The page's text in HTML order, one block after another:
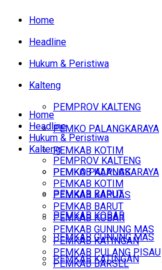
Home
Headline
Hukum & Peristiwa
Kalteng
PEMPROV KALTENG
PEMKO PALANGKARAYA
PEMKAB KOTIM
PEMKAB KAPUAS
PEMKAB BARUT
PEMKAB KOBAR
PEMKAB GUNUNG MAS
PEMKAB KATINGAN
Home
Headline
Hukum & Peristiwa
Kalteng
PEMPROV KALTENG
PEMKO PALANGKARAYA
PEMKAB KOTIM
PEMKAB KAPUAS
PEMKAB BARUT
PEMKAB KOBAR
PEMKAB GUNUNG MAS
PEMKAB KATINGAN
PEMKAB PULANG PISAU
PEMKAB BARSEL